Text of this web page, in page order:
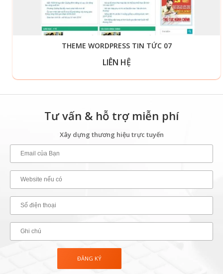
THEME WORDPRESS TIN TỨC 07
LIÊN HỆ
Tư vấn & hỗ trợ miễn phí
Xây dựng thương hiệu trực tuyến